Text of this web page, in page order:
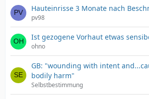
Hauteinrisse 3 Monate nach
pv98
Ist gezogene Vorhaut etwas
ohno
GB: "wounding with intent
bodily harm"
Selbstbestimmung